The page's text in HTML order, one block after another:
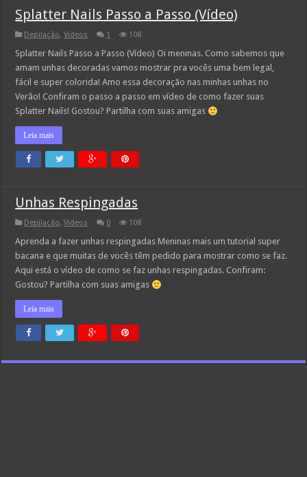
Splatter Nails Passo a Passo (Vídeo)
Depilação,Videos 1 108
Splatter Nails Passo a Passo (Vídeo) Oi meninas. Como sabemos que
amam unhas decoradas vamos mostrar pra vocês uma bem legal,
fácil e super colorida! Amo essa decoração nas minhas unhas no
Verão! Confiram o passo a passo em vídeo de como fazer suas
Splatter Nails! Gostou? Partilha com suas amigas
Leia mais
Unhas Respingadas
Depilação,Videos 0 108
Aprenda a fazer unhas respingadas Meninas mais um tutorial super
bacana e que muitas de vocês têm pedido para mostrar como se faz.
Aqui está o vídeo de como se faz unhas respingadas. Confiram:
Gostou? Partilha com suas amigas
Leia mais